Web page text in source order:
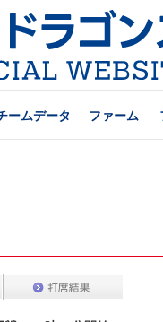
ームデータ ファーム